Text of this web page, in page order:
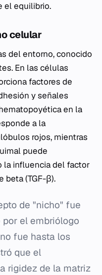
el equilibrio.
celular
del entorno, conocido
En las células
factores de
y señales
en la
a la
rojos, mientras
puede
la influencia del factor
beta (TGF-β).
de "nicho" fue
el embriólogo
fue hasta los
que el
rigidez de la matriz